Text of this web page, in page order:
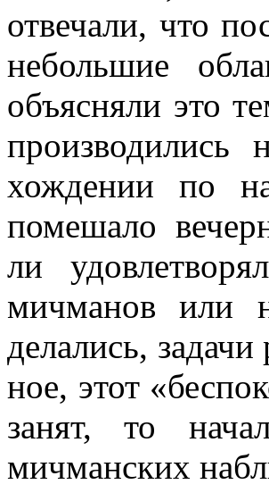
отвечали, что
небольшие
объясняли это
хождении по
помешало
ли
мичманов или
делались,
ное, этот
занят, то
мичманских